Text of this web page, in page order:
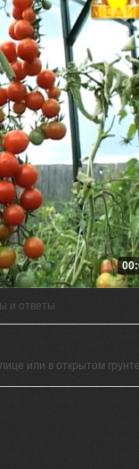
и ответы
или в открытом